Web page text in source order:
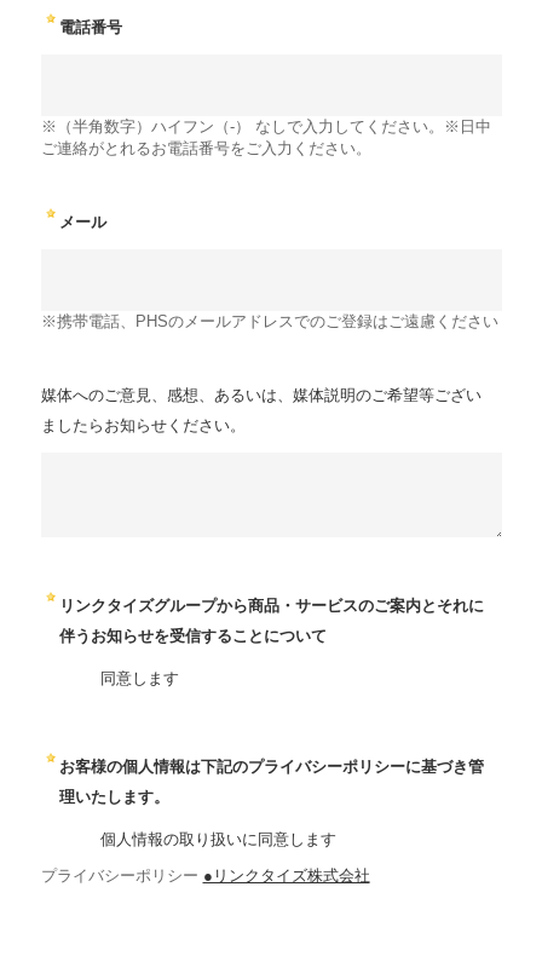
電話番号
※（半角数字）ハイフン（-） なしで入力してください。※日中
ご連絡がとれるお電話番号をご入力ください。
メール
※携帯電話、PHSのメールアドレスでのご登録はご遠慮ください
媒体へのご意見、感想、あるいは、媒体説明のご希望等ござい
ましたらお知らせください。
リンクタイズグループから商品・サービスのご案内とそれに
伴うお知らせを受信することについて
同意します
お客様の個人情報は下記のプライバシーポリシーに基づき管
理いたします。
個人情報の取り扱いに同意します
プライバシーポリシー ●リンクタイズ株式会社